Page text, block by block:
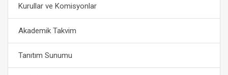
Kurullar ve Komisyonlar
Akademik Takvim
Tanıtım Sunumu